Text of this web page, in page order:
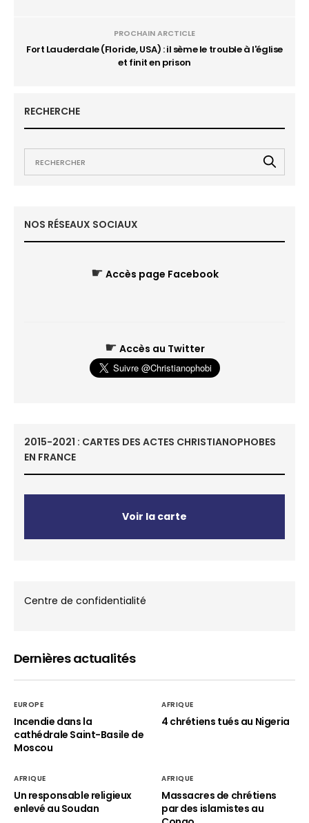
PROCHAIN ARCTICLE
Fort Lauderdale (Floride, USA) : il sème le trouble à l'église
et finit en prison
RECHERCHE
NOS RÉSEAUX SOCIAUX
☛ Accès page Facebook
☛ Accès au Twitter
2015-2021 : CARTES DES ACTES CHRISTIANOPHOBES
EN FRANCE
Voir la carte
Centre de confidentialité
Dernières actualités
EUROPE
Incendie dans la
cathédrale Saint-Basile de
Moscou
AFRIQUE
4 chrétiens tués au Nigeria
AFRIQUE
Un responsable religieux
enlevé au Soudan
AFRIQUE
Massacres de chrétiens
par des islamistes au